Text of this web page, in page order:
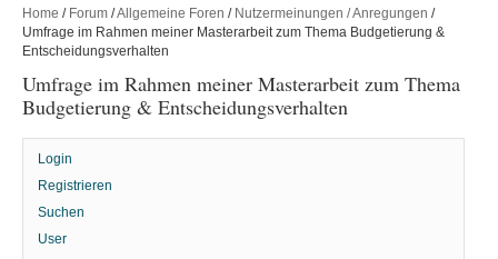
Home / Forum /Allgemeine Foren / Nutzermeinungen / Anregungen /
Umfrage im Rahmen meiner Masterarbeit zum Thema Budgetierung &
Entscheidungsverhalten
Umfrage im Rahmen meiner Masterarbeit zum Thema
Budgetierung & Entscheidungsverhalten
Login
Registrieren
Suchen
User